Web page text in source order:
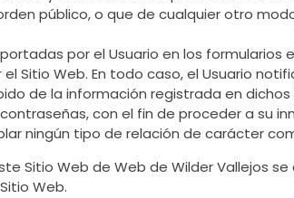
público, o que de cualquier otro
por el Usuario en los
Sitio Web. En todo caso, el Usuario
de la información registrada en
con el fin de proceder a su
ningún tipo de relación de carácter
Sitio Web de Web de Wilder Vallejos
Web.